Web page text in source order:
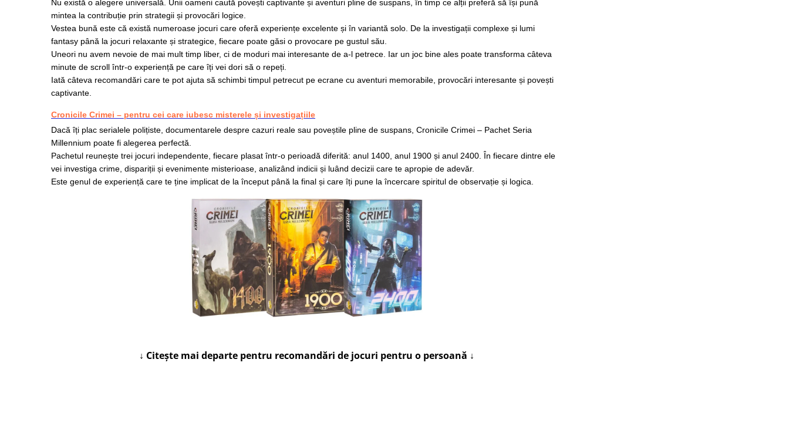
Nu există o alegere universală. Unii oameni caută povești captivante și aventuri pline de suspans, în timp ce alții preferă să își pună
mintea la contribuție prin strategii și provocări logice.
Vestea bună este că există numeroase jocuri care oferă experiențe excelente și în variantă solo. De la investigații complexe și lumi
fantasy până la jocuri relaxante și strategice, fiecare poate găsi o provocare pe gustul său.
Uneori nu avem nevoie de mai mult timp liber, ci de moduri mai interesante de a-l petrece. Iar un joc bine ales poate transforma câteva
minute de scroll într-o experiență pe care îți vei dori să o repeți.
Iată câteva recomandări care te pot ajuta să schimbi timpul petrecut pe ecrane cu aventuri memorabile, provocări interesante și povești
captivante.
Cronicile Crimei – pentru cei care iubesc misterele și investigațiile
Dacă îți plac serialele polițiste, documentarele despre cazuri reale sau poveștile pline de suspans, Cronicile Crimei – Pachet Seria
Millennium poate fi alegerea perfectă.
Pachetul reunește trei jocuri independente, fiecare plasat într-o perioadă diferită: anul 1400, anul 1900 și anul 2400. În fiecare dintre ele
vei investiga crime, dispariții și evenimente misterioase, analizând indicii și luând decizii care te apropie de adevăr.
Este genul de experiență care te ține implicat de la început până la final și care îți pune la încercare spiritul de observație și logica.
↓ Citește mai departe pentru recomandări de jocuri pentru o persoană ↓